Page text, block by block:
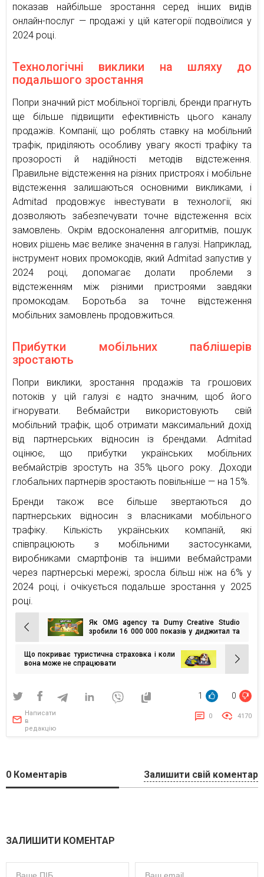
показав найбільше зростання серед інших видів
онлайн-послуг — продажі у цій категорії подвоїлися у
2024 році.
Технологічні виклики на шляху до
подальшого зростання
Попри значний ріст мобільної торгівлі, бренди прагнуть
ще більше підвищити ефективність цього каналу
продажів. Компанії, що роблять ставку на мобільний
трафік, приділяють особливу увагу якості трафіку та
прозорості й надійності методів відстеження.
Правильне відстеження на різних пристроях і мобільне
відстеження залишаються основними викликами, і
Admitad продовжує інвестувати в технології, які
дозволяють забезпечувати точне відстеження всіх
замовлень. Окрім вдосконалення алгоритмів, пошук
нових рішень має велике значення в галузі. Наприклад,
інструмент нових промокодів, який Admitad запуcтив у
2024 році, допомагає долати проблеми з
відстеженням між різними пристроями завдяки
промокодам. Боротьба за точне відстеження
мобільних замовлень продовжиться.
Прибутки мобільних паблішерів
зростають
Попри виклики, зростання продажів та грошових
потоків у цій галузі є надто значним, щоб його
ігнорувати. Вебмайстри використовують свій
мобільний трафік, щоб отримати максимальний дохід
від партнерських відносин із брендами. Admitad
оцінює, що прибутки українських мобільних
вебмайстрів зростуть на 35% цього року. Доходи
глобальних партнерів зростають повільніше — на 15%.
Бренди також все більше звертаються до
партнерських відносин з власниками мобільного
трафіку. Кількість українських компаній, які
співпрацюють з мобільними застосунками,
виробниками смартфонів та іншими вебмайстрами
через партнерські мережі, зросла більш ніж на 6% у
2024 році, і очікується подальше зростання у 2025
році.
Навігація
записів
Як OMG agency та Dumy Creative Studio
зробили 16 000 000 показів у диджитал та
Що покриває туристична страховка і коли
вона може не спрацювати
1 0
Написати
в
редакцію
0 4170
0 Коментарів Залишити свій коментар
ЗАЛИШИТИ КОМЕНТАР